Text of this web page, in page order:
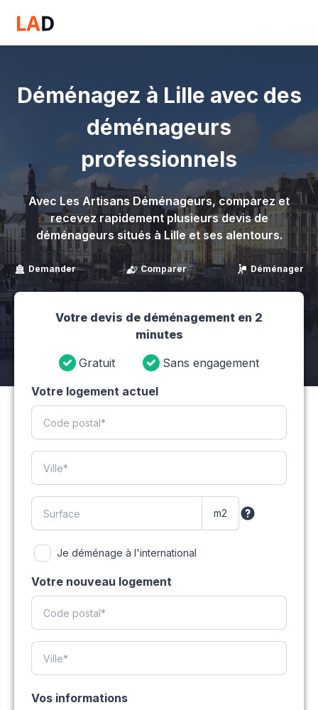
Déménagez à Lille avec des
déménageurs
professionnels
Avec Les Artisans Déménageurs, comparez et
recevez rapidement plusieurs devis de
déménageurs situés à Lille et ses alentours.
Demander Comparer Déménager
Votre devis de déménagement en 2
minutes
Gratuit
Sans engagement
Votre logement actuel
Je déménage à l'international
Votre nouveau logement
Vos informations